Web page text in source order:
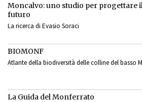
Moncalvo: uno studio per progettare
futuro
La ricerca di Evasio Soraci
BIOMONF
Atlante della biodiversità delle colline del basso
La Guida del Monferrato